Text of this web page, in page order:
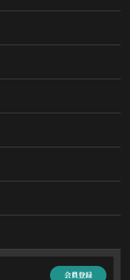
会員登録